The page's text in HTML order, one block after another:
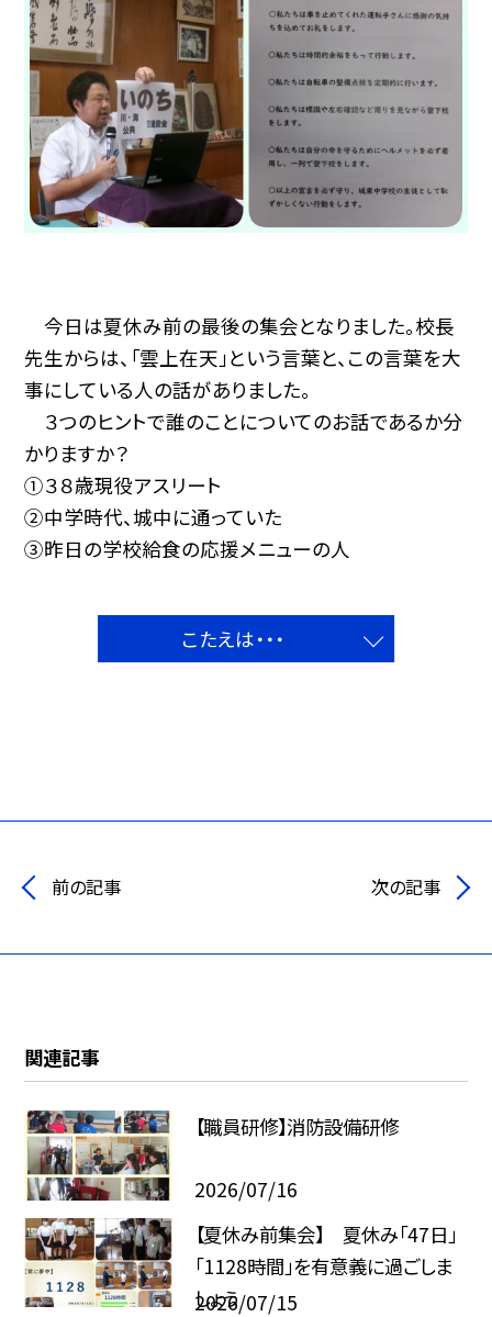
今日は夏休み前の最後の集会となりました。校長
先生からは、「雲上在天」という言葉と、この言葉を大
事にしている人の話がありました。
３つのヒントで誰のことについてのお話であるか分
かりますか？
①３８歳現役アスリート
②中学時代、城中に通っていた
③昨日の学校給食の応援メニューの人
こたえは・・・
前の記事 次の記事
関連記事
【職員研修】消防設備研修
2026/07/16
【夏休み前集会】 夏休み「47日」
「1128時間」を有意義に過ごしま
しょう
2026/07/15